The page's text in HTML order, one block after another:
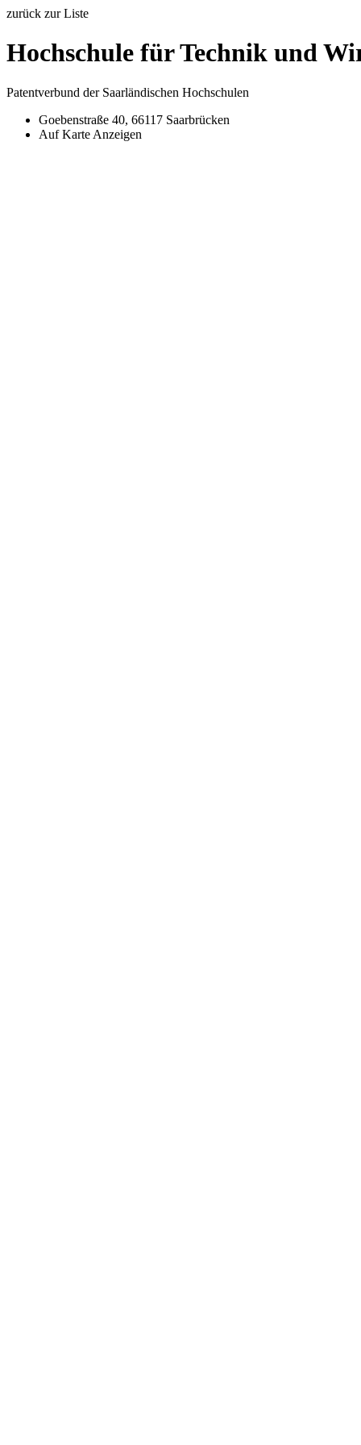
zurück zur Liste
Hochschule für Technik und
Patentverbund der Saarländischen Hochschulen
Goebenstraße 40, 66117 Saarbrücken
Auf Karte Anzeigen